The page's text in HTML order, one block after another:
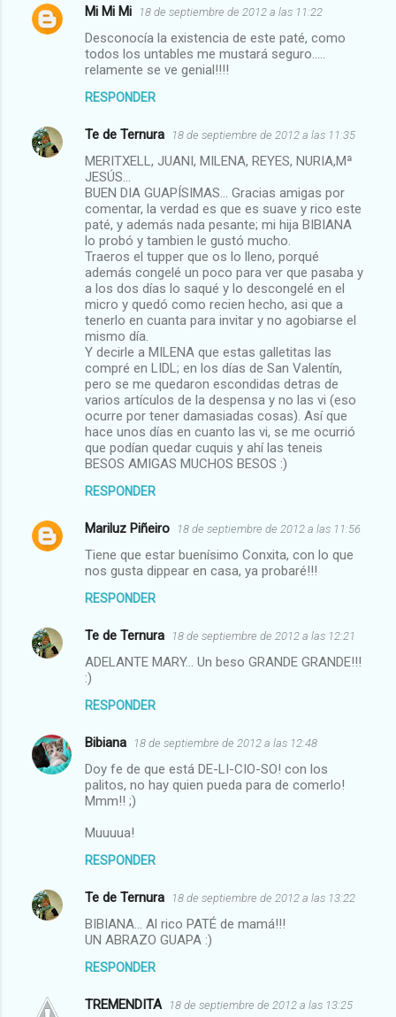
Mi Mi Mi 18 de septiembre de 2012 a las 11:22
Desconocía la existencia de este paté, como
todos los untables me mustará seguro.....
relamente se ve genial!!!!
RESPONDER
Te de Ternura 18 de septiembre de 2012 a las 11:35
MERITXELL, JUANI, MILENA, REYES, NURIA,Mª
JESÚS...
BUEN DIA GUAPÍSIMAS... Gracias amigas por
comentar, la verdad es que es suave y rico este
paté, y además nada pesante; mi hija BIBIANA
lo probó y tambien le gustó mucho.
Traeros el tupper que os lo lleno, porqué
además congelé un poco para ver que pasaba y
a los dos días lo saqué y lo descongelé en el
micro y quedó como recien hecho, asi que a
tenerlo en cuanta para invitar y no agobiarse el
mismo día.
Y decirle a MILENA que estas galletitas las
compré en LIDL; en los días de San Valentín,
pero se me quedaron escondidas detras de
varios artículos de la despensa y no las vi (eso
ocurre por tener damasiadas cosas). Así que
hace unos días en cuanto las vi, se me ocurrió
que podían quedar cuquis y ahí las teneis
BESOS AMIGAS MUCHOS BESOS :)
RESPONDER
Mariluz Piñeiro 18 de septiembre de 2012 a las 11:56
Tiene que estar buenísimo Conxita, con lo que
nos gusta dippear en casa, ya probaré!!!
RESPONDER
Te de Ternura 18 de septiembre de 2012 a las 12:21
ADELANTE MARY... Un beso GRANDE GRANDE!!!
:)
RESPONDER
Bibiana 18 de septiembre de 2012 a las 12:48
Doy fe de que está DE-LI-CIO-SO! con los
palitos, no hay quien pueda para de comerlo!
Mmm!! ;)
Muuuua!
RESPONDER
Te de Ternura 18 de septiembre de 2012 a las 13:22
BIBIANA... Al rico PATÉ de mamá!!!
UN ABRAZO GUAPA :)
RESPONDER
TREMENDITA 18 de septiembre de 2012 a las 13:25